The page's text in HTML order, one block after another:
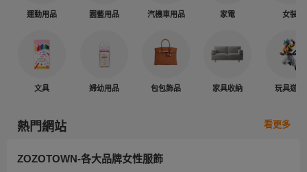
運動用品 園藝用品 汽機車用品 家電 女裝
文具 婦幼用品 包包飾品 家具收納 玩具遊戲
熱門網站 看更多
ZOZOTOWN-各大品牌女性服飾